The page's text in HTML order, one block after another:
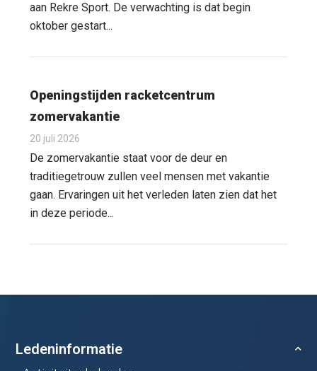
aan Rekre Sport. De verwachting is dat begin
oktober gestart...
Openingstijden racketcentrum
zomervakantie
20 juli 2026
De zomervakantie staat voor de deur en
traditiegetrouw zullen veel mensen met vakantie
gaan. Ervaringen uit het verleden laten zien dat het
in deze periode...
Ledeninformatie